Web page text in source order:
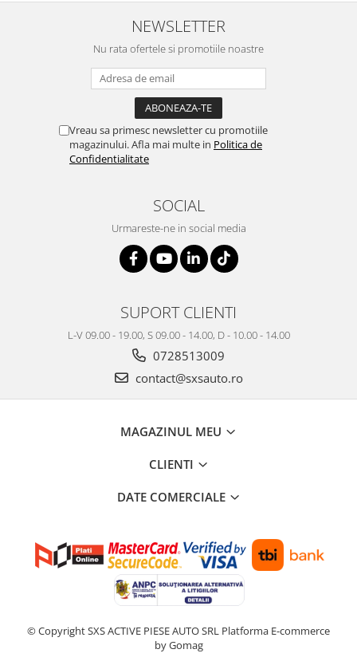
NEWSLETTER
Nu rata ofertele si promotiile noastre
Vreau sa primesc newsletter cu promotiile
magazinului. Afla mai multe in Politica de
Confidentialitate
SOCIAL
Urmareste-ne in social media
SUPORT CLIENTI
L-V 09.00 - 19.00, S 09.00 - 14.00, D - 10.00 - 14.00
0728513009
contact@sxsauto.ro
MAGAZINUL MEU
CLIENTI
DATE COMERCIALE
© Copyright SXS ACTIVE PIESE AUTO SRL Platforma E-commerce
by Gomag